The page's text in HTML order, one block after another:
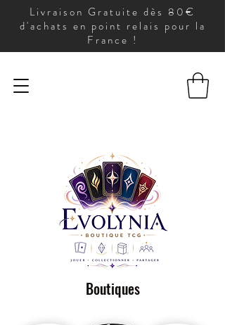
Livraison Gratuite dès 80€
d'achats en point relais pour la
France !
Boutiques